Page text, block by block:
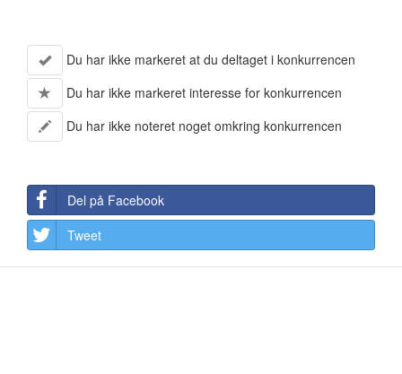
Du har ikke markeret at du deltaget i konkurrencen
Du har ikke markeret interesse for konkurrencen
Du har ikke noteret noget omkring konkurrencen
Del på Facebook
Tweet